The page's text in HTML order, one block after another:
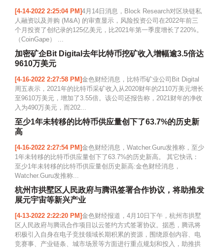
[4-14-2022 2:25:04 PM]4月14日消息，Block Research对区块链私
人融资以及并购 (M&A) 的审查显示，风险投资公司在2022年前三
个月投资了创纪录的125亿美元，比2021年第一季度增长了220%。
（CoinGape） ...
加密矿企Bit Digital去年比特币挖矿收入增幅逾3.5倍达
9610万美元
[4-16-2022 2:27:58 PM]金色财经消息，比特币矿业公司Bit Digital
周五表示，2021年的比特币采矿收入从2020财年的2110万美元增长
至9610万美元，增加了3.55倍。该公司还报告称，2021财年的净收
入为490万美元，而202...
至少1年未转移的比特币供应量创下了63.7%的历史新
高
[4-16-2022 2:27:54 PM]金色财经消息，Watcher.Guru发推称，至少
1年未转移的比特币供应量创下了63.7%的历史新高。 其它快讯：
至少1年未转移的比特币供应量创历史新高:金色财经消息，
Watcher.Guru发推称...
杭州市拱墅区人民政府与腾讯签署合作协议，将助推发
展元宇宙等新兴产业
[4-13-2022 2:22:20 PM]金色财经报道，4月10日下午，杭州市拱墅
区人民政府与腾讯合作项目以云签约方式签署协议。据悉，腾讯将
积极引入自身在电子竞技领域长期积累的资源，围绕原创内容、电
竞赛事、产业链条、城市场景等方面进行重点规划和投入，助推拱